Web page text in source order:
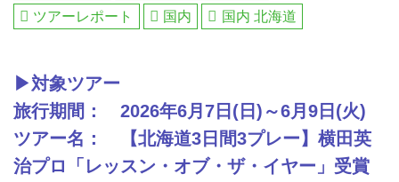
ツアーレポート
国内 国内 北海道
▶対象ツアー
旅行期間： 2026年6月7日(日)～6月9日(火)
ツアー名： 【北海道3日間3プレー】横田英
治プロ「レッスン・オブ・ザ・イヤー」受賞